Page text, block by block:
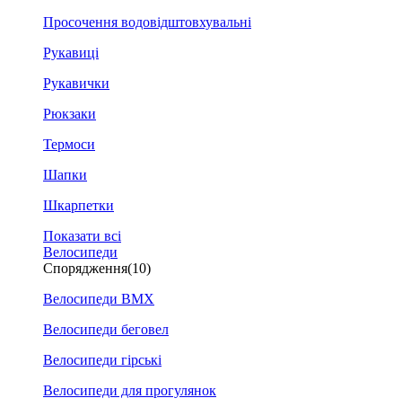
Просочення водовідштовхувальні
Рукавиці
Рукавички
Рюкзаки
Термоси
Шапки
Шкарпетки
Показати всі
Велосипеди
Спорядження(10)
Велосипеди BMX
Велосипеди беговел
Велосипеди гірські
Велосипеди для прогулянок